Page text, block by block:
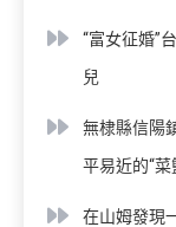
“富女征婚”
兒
無棣縣信陽
平易近的“菜
在山姆發現